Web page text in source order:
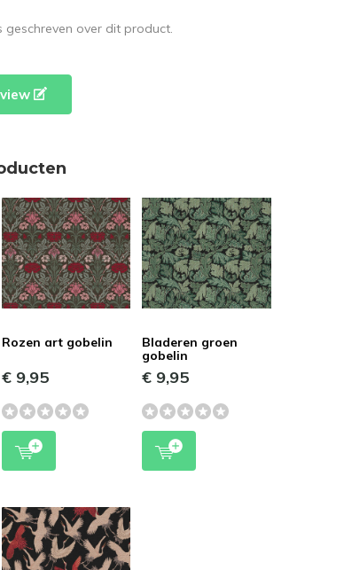
geschreven over dit product.
Rozen art gobelin
€ 9,95
Bladeren groen
gobelin
€ 9,95